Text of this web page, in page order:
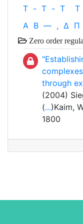
T - T - T T
Α Β — , Δ Π
Zero order
through
(2004)
(...)Kaim,
1800